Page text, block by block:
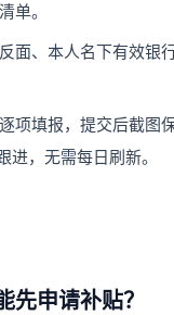
单。
面、本人名下有效银
项填报，提交后截图
进，无需每日刷新。
申请补贴？